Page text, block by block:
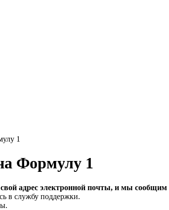
1
Формулу 1
адрес электронной почты, и мы
в службу поддержки.